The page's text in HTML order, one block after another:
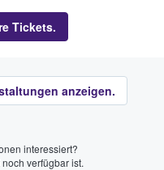
Tickets.
anzeigen.
interessiert?
verfügbar ist.